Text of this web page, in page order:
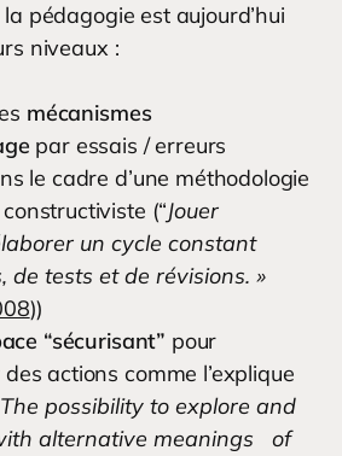
pédagogie est aujourd’hui
niveaux :
mécanismes
par essais / erreurs
le cadre d’une méthodologie
(“Jouer
un cycle constant
de tests et de révisions. »
))
“sécurisant” pour
actions comme l’explique
The possibility to explore and
alternative meanings of